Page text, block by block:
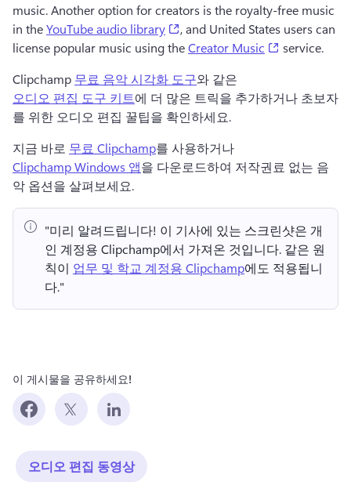
music. Another option for creators is the royalty-free music
in the YouTube audio library (opens in a new tab)
, and United States users can
license popular music using the Creator Music (opens in a
service.
Clipchamp 무료 음악 시각화 도구와 같은
오디오 편집 도구 키트에 더 많은 트릭을 추가하거나 초보자
를 위한 오디오 편집 꿀팁을 확인하세요.
지금 바로 무료 Clipchamp를 사용하거나
Clipchamp Windows 앱을 다운로드하여 저작권료 없는 음
악 옵션을 살펴보세요.
"미리 알려드립니다! 이 기사에 있는 스크린샷은 개
인 계정용 Clipchamp에서 가져온 것입니다. 같은 원
칙이 업무 및 학교 계정용 Clipchamp에도 적용됩니
다."
이 게시물을 공유하세요!
오디오 편집 동영상